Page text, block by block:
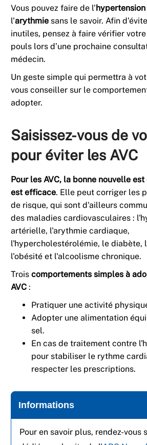
Vous pouvez faire de l'hypertension
l'arythmie sans le savoir. Afin
inutiles, pensez à faire vérifier
pouls lors d’une prochaine
médecin.
Un geste simple qui permettra à
vous conseiller sur le
adopter.
Saisissez-vous de
pour éviter les AVC
Pour les AVC, la bonne nouvelle
est efficace. Elle peut corriger les
de risque, qui sont d'ailleurs
des maladies cardiovasculaires :
artérielle, l'arythmie cardiaque,
l'hypercholestérolémie, le diabète,
l'obésité et l'alcoolisme chronique.
Trois comportements simples à
AVC :
Pratiquer une activité
Adopter une alimentation
sel.
En cas de traitement contre
pour stabiliser le rythme
respecter les prescriptions.
Informations
Pour en savoir plus, rendez-vous